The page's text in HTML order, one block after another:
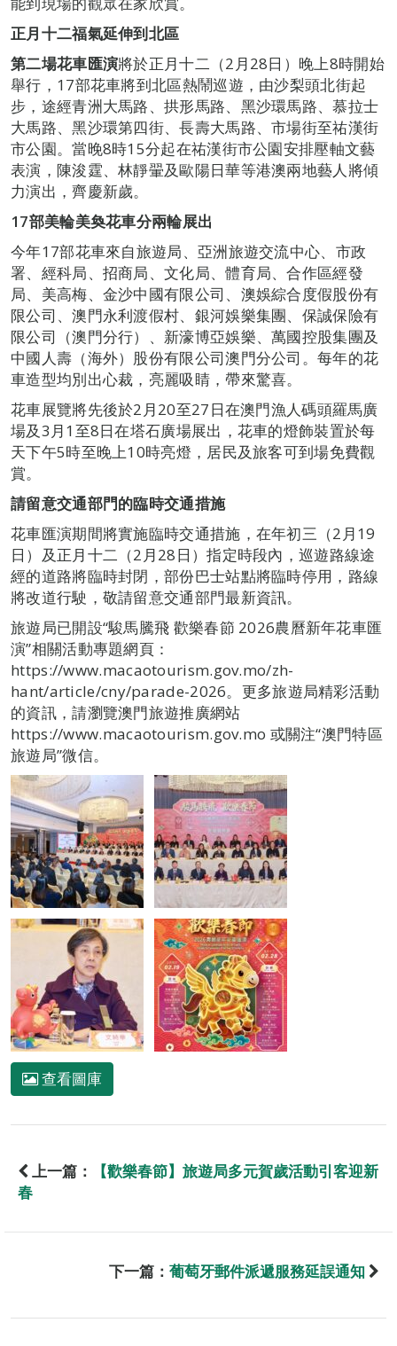
正月十二福氣延伸到北區
第二場花車匯演將於正月十二（2月28日）晚上8時開始
舉行，17部花車將到北區熱鬧巡遊，由沙梨頭北街起
步，途經青洲大馬路、拱形馬路、黑沙環馬路、慕拉士
大馬路、黑沙環第四街、長壽大馬路、市場街至祐漢街
市公園。當晚8時15分起在祐漢街市公園安排壓軸文藝
表演，陳浚霆、林靜翬及歐陽日華等港澳兩地藝人將傾
力演出，齊慶新歲。
17部美輪美奐花車分兩輪展出
今年17部花車來自旅遊局、亞洲旅遊交流中心、市政
署、經科局、招商局、文化局、體育局、合作區經發
局、美高梅、金沙中國有限公司、澳娛綜合度假股份有
限公司、澳門永利渡假村、銀河娛樂集團、保誠保險有
限公司（澳門分行）、新濠博亞娛樂、萬國控股集團及
中國人壽（海外）股份有限公司澳門分公司。每年的花
車造型均別出心裁，亮麗吸睛，帶來驚喜。
花車展覽將先後於2月20至27日在澳門漁人碼頭羅馬廣
場及3月1至8日在塔石廣場展出，花車的燈飾裝置於每
天下午5時至晚上10時亮燈，居民及旅客可到場免費觀
賞。
請留意交通部門的臨時交通措施
花車匯演期間將實施臨時交通措施，在年初三（2月19
日）及正月十二（2月28日）指定時段內，巡遊路線途
經的道路將臨時封閉，部份巴士站點將臨時停用，路線
將改道行駛，敬請留意交通部門最新資訊。
旅遊局已開設“駿馬騰飛 歡樂春節 2026農曆新年花車匯
演”相關活動專題網頁：
https://www.macaotourism.gov.mo/zh-
hant/article/cny/parade-2026。更多旅遊局精彩活動
的資訊，請瀏覽澳門旅遊推廣網站
https://www.macaotourism.gov.mo 或關注“澳門特區
旅遊局”微信。
查看圖庫
上一篇：
【歡樂春節】旅遊局多元賀歲活動引客迎新
春
下一篇： 葡萄牙郵件派遞服務延誤通知